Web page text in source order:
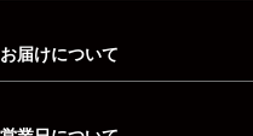
お届けについて